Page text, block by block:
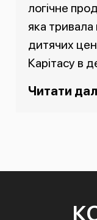
логічне
яка
дитячих
Карітасу в
Читати